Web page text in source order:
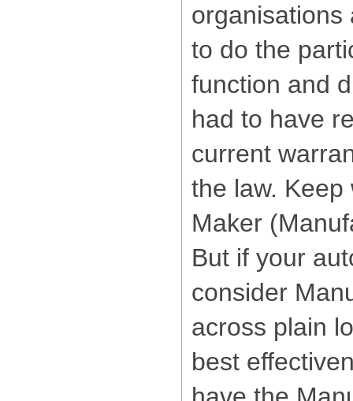
organisations
to do the
function and
had to have
current
the law.
Maker
But if your
consider
across plain
best